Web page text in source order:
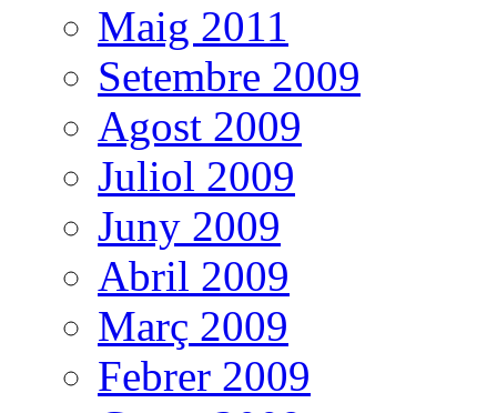
Maig 2011
Setembre 2009
Agost 2009
Juliol 2009
Juny 2009
Abril 2009
Març 2009
Febrer 2009